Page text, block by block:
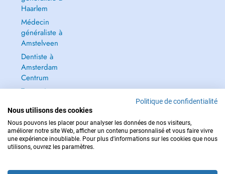
Haarlem
Médecin
généraliste à
Amstelveen
Dentiste à
Amsterdam
Centrum
Tout voir →
POUR LES URGENCES, CONSULTEZ : 112
Politique de confidentialité
Nous utilisons des cookies
Nous pouvons les placer pour analyser les données de nos visiteurs,
améliorer notre site Web, afficher un contenu personnalisé et vous faire vivre
une expérience inoubliable. Pour plus d'informations sur les cookies que nous
utilisons, ouvrez les paramètres.